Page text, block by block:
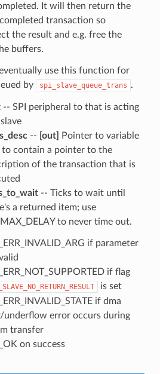
It will then return the
transaction so
the result and e.g. free the
buffers.
use this function for
by
spi_slave_queue_trans .
-- SPI peripheral to that is acting
-- [out]
Pointer to variable
to contain a pointer to the
of the transaction that is
-- Ticks to wait until
a returned item; use
to never time out.
if parameter
if flag
is set
if dma
underflow error occurs during
transfer
on success